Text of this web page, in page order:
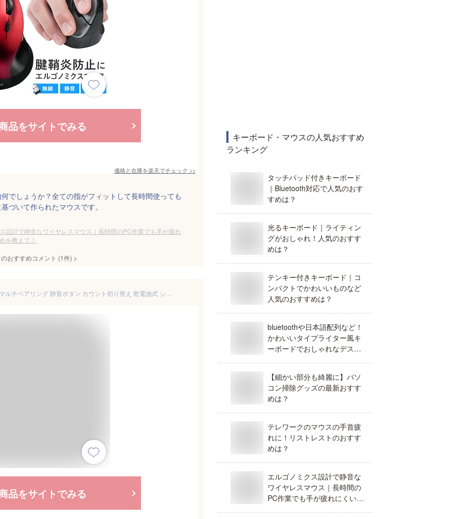
品をサイトでみる
価格と在庫を楽天でチェック >>
でしょうか？全ての指がフィットして長時間使っても
づいて作られたマウスです。
設計で静音なワイヤレスマウス｜長時間のPC作業でも手が疲れ
を教えて！
おすすめコメント (1件) >
品をサイトでみる
キーボード・マウスの人気おすすめ
ランキング
タッチパッド付きキーボード
｜Bluetooth対応で人気のおす
すめは？
光るキーボード｜ライティン
グがおしゃれ！人気のおすす
めは？
テンキー付きキーボード｜コ
ンパクトでかわいいものなど
人気のおすすめは？
bluetoothや日本語配列など！
かわいいタイプライター風キ
ーボードでおしゃれなデスク
【細かい部分も綺麗に】パソ
コン掃除グッズの最新おすす
めは？
テレワークのマウスの手首疲
れに！リストレストのおすす
めは？
エルゴノミクス設計で静音な
ワイヤレスマウス｜長時間の
PC作業でも手が疲れにくいお